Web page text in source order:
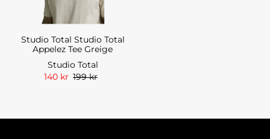
Studio Total Studio Total
Appelez Tee Greige
Studio Total
140 kr 199 kr